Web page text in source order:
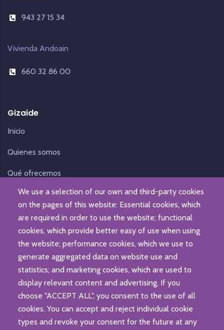
943 27 15 34
Vivienda Andoain
660 32 86 00
Gizaide
Inicio
Quienes somos
Qué ofrecemos
Noticias
Contacto
We use a selection of our own and third-party cookies
on the pages of this website: Essential cookies, which
are required in order to use the website; functional
cookies, which provide better easy of use when using
the website; performance cookies, which we use to
generate aggregated data on website use and
statistics; and marketing cookies, which are used to
display relevant content and advertising. If you
choose "ACCEPT ALL", you consent to the use of all
cookies. You can accept and reject individual cookie
types and revoke your consent for the future at any
© Fundación Gizaide. Todos los derechos reservados.